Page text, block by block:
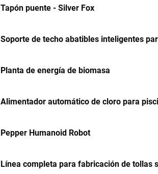
Tapón puente - Silver Fox
Soporte de techo abatibles inteligentes
Planta de energía de biomasa
Alimentador automático de cloro para
Pepper Humanoid Robot
Línea completa para fabricación de tollas